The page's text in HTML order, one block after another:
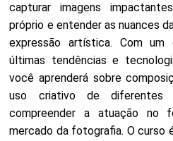
capturar imagens
próprio e entender as nuances
expressão artística. Com um
últimas tendências e
você aprenderá sobre
uso criativo de diferentes
compreender a atuação no
mercado da fotografia. O curso